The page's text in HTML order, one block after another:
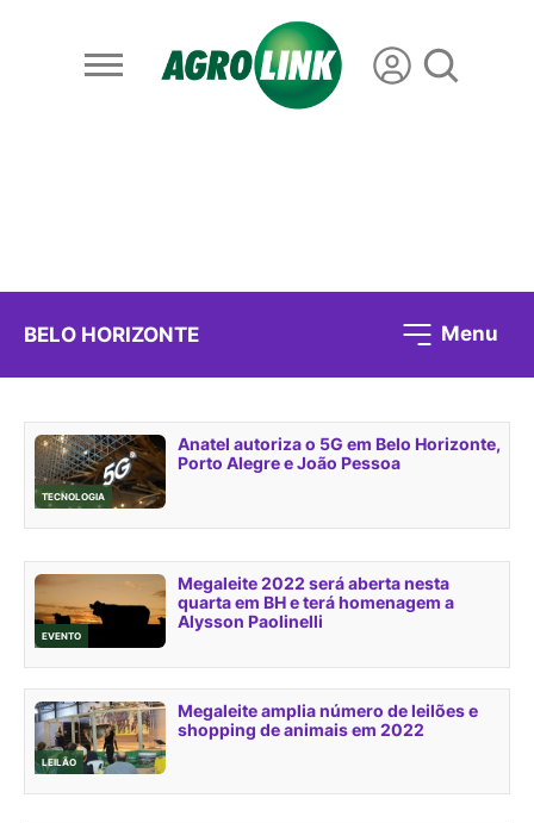
BELO HORIZONTE Menu
TECNOLOGIA
Anatel autoriza o 5G em Belo Horizonte,
Porto Alegre e João Pessoa
EVENTO
Megaleite 2022 será aberta nesta
quarta em BH e terá homenagem a
Alysson Paolinelli
LEILÃO
Megaleite amplia número de leilões e
shopping de animais em 2022